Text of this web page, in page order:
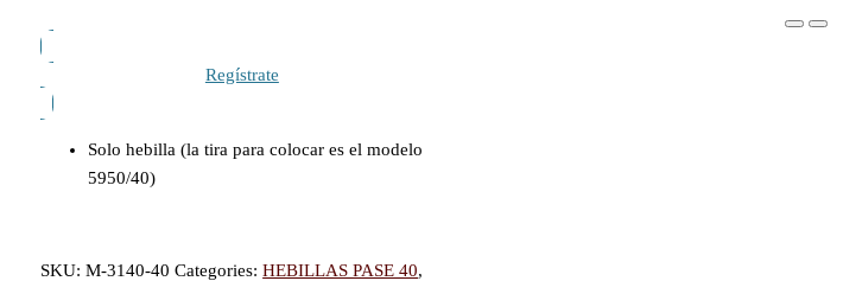
Regístrate
Solo hebilla (la tira para colocar es el modelo
5950/40)
SKU:M-3140-40 Categories:HEBILLAS PASE 40,